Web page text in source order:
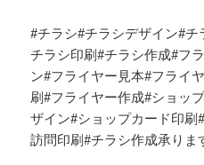
#チラシ#チラシデザイン#
チラシ印刷#チラシ作成#フ
ン#フライヤー見本#フライ
刷#フライヤー作成#ショッ
ザイン#ショップカード印
訪問印刷#チラシ作成承り